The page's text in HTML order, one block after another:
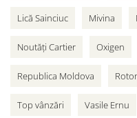
Lică Sainciuc Mivina
Noutăți Cartier Oxigen
Republica Moldova
Top vânzări Vasile Ernu